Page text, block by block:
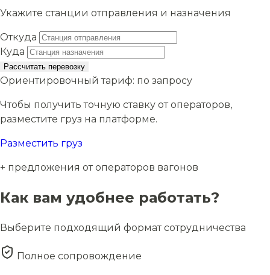
Укажите станции отправления и назначения
Откуда
Куда
Рассчитать перевозку
Ориентировочный тариф: по запросу
Чтобы получить точную ставку от операторов,
разместите груз на платформе.
Разместить груз
+ предложения от операторов вагонов
Как вам удобнее работать?
Выберите подходящий формат сотрудничества
Полное сопровождение